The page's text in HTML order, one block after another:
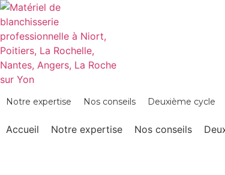
Notre expertise Nos conseils Deuxième cycle
Accueil Notre expertise Nos conseils
Panneau de gestion des cookies